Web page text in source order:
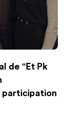
de "Et Pk
participation